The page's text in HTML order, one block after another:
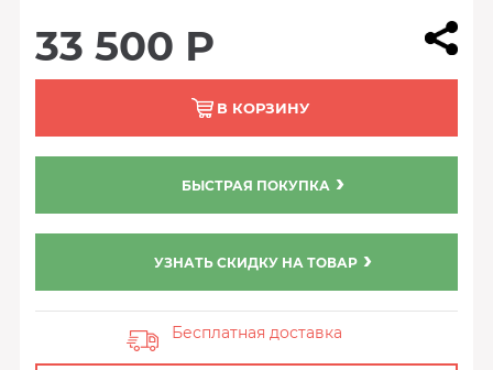
33 500 Р
В КОРЗИНУ
БЫСТРАЯ ПОКУПКА
УЗНАТЬ СКИДКУ НА ТОВАР
Бесплатная доставка